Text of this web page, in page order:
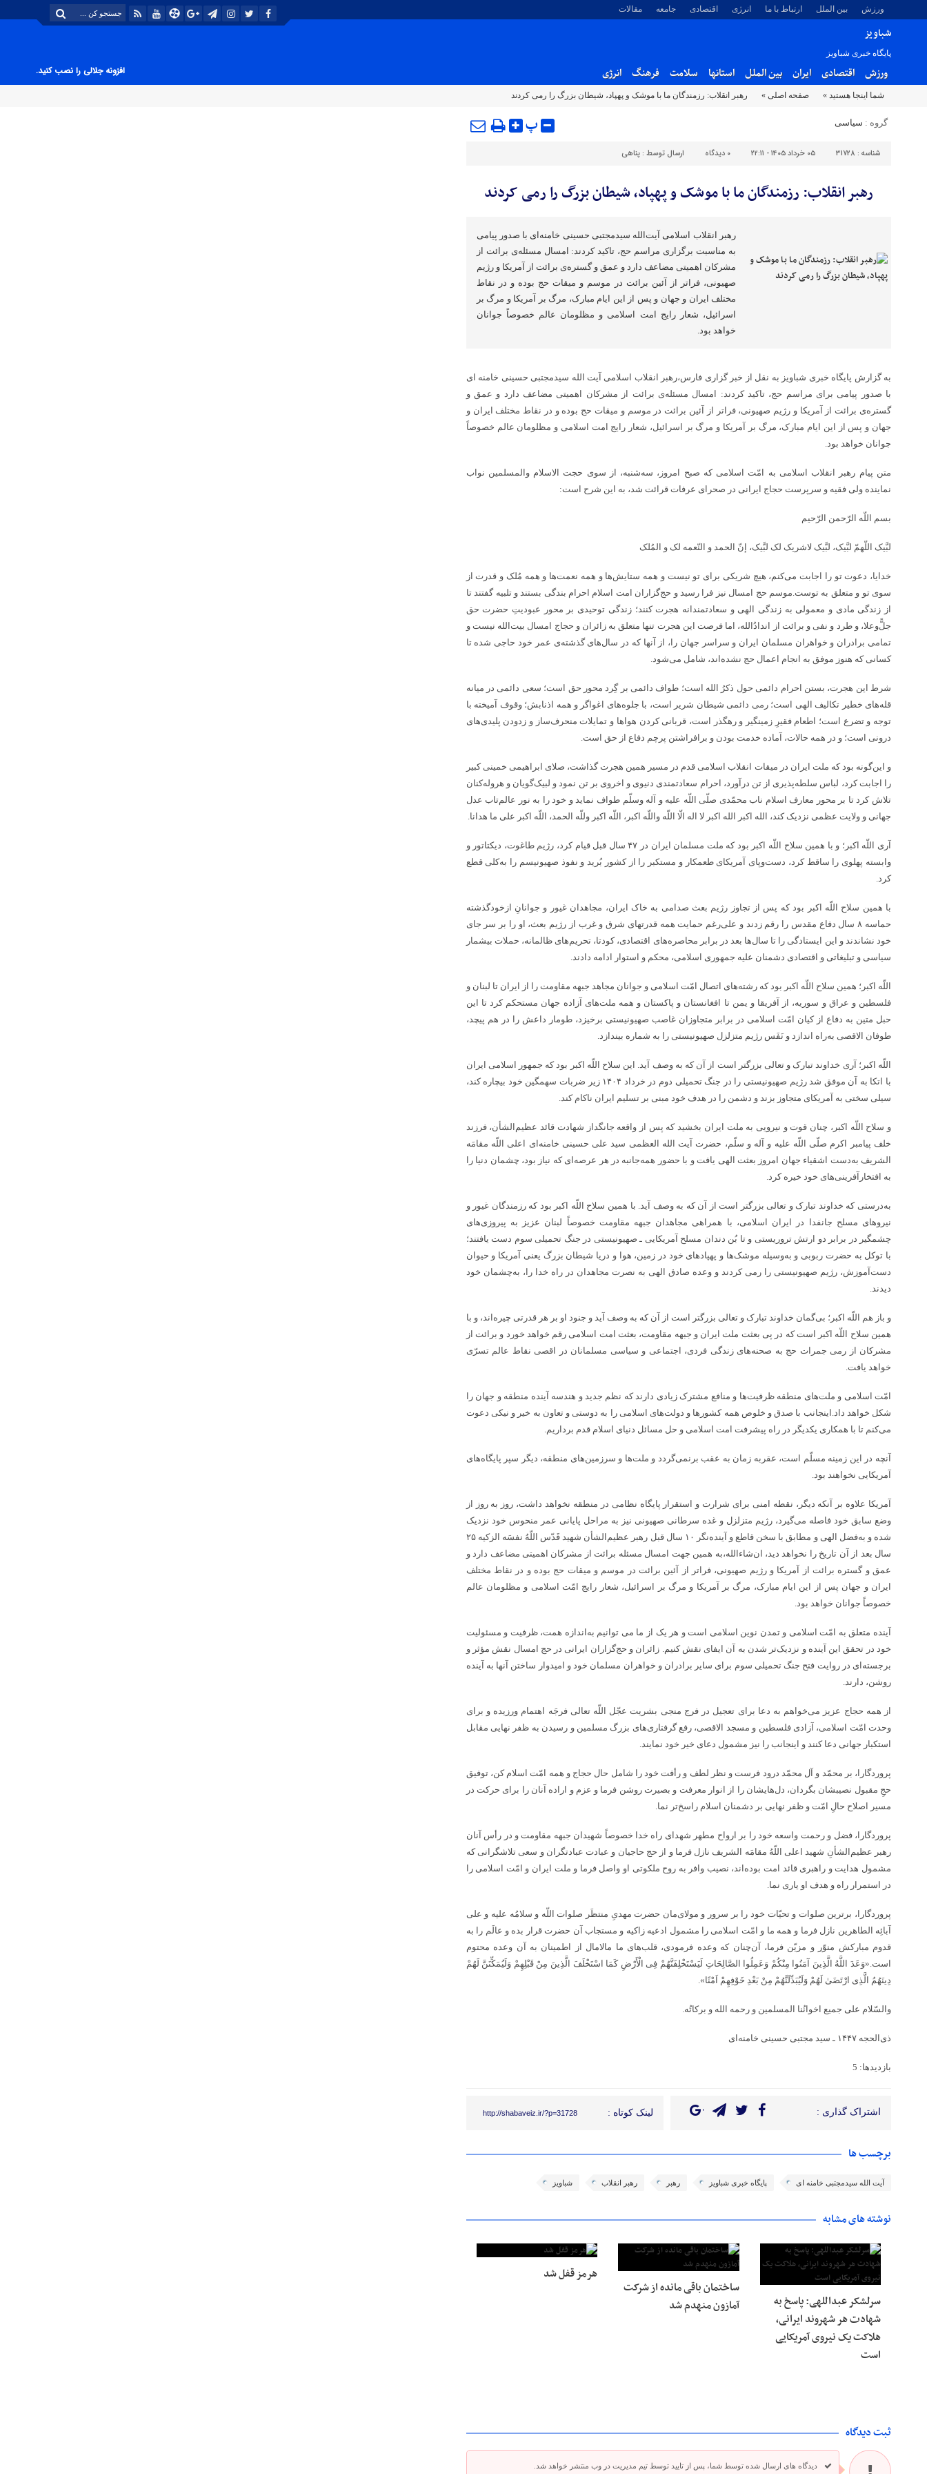
ورزش بین الملل ارتباط با ما انرژی اقتصادی جامعه مقالات
شباویز
پایگاه خبری شباویز
ورزش اقتصادی ایران بین الملل استانها سلامت فرهنگ انرژی افزونه جلالی را نصب کنید.
شما اینجا هستید » صفحه اصلی » رهبر انقلاب: رزمندگان ما با موشک و پهپاد، شیطان بزرگ را رمی کردند
گروه : سیاسی پ
شناسه : 31728 ۰۵ خرداد ۱۴۰۵ - ۲۲:۱۱ ۰ دیدگاه ارسال توسط : پناهی
رهبر انقلاب: رزمندگان ما با موشک و پهپاد، شیطان بزرگ را رمی کردند
رهبر انقلاب اسلامی آیت‌الله سیدمجتبی حسینی خامنه‌ای با صدور پیامی‌
به مناسبت برگزاری مراسم حج، تاکید کردند: امسال مسئله‌ی برائت از
مشرکان اهمیتی مضاعف دارد و عمق و گستره‌ی برائت از آمریکا و رژیم
صهیونی، فراتر از آئین برائت در موسم و میقات حج بوده و در نقاط
مختلف ایران و جهان و پس از این ایام مبارک، مرگ بر آمریکا و مرگ بر
اسرائیل، شعار رایج امت اسلامی و مظلومان عالم خصوصاً جوانان
خواهد بود.
به گزارش پایگاه خبری شباویز به نقل از خبر گزاری فارس،رهبر انقلاب اسلامی آیت الله سیدمجتبی حسینی خامنه ای
با صدور پیامی برای مراسم حج، تاکید کردند: امسال مسئله‌ی برائت از مشرکان اهمیتی مضاعف دارد و عمق و
گستره‌ی برائت از آمریکا و رژیم صهیونی، فراتر از آئین برائت در موسم و میقات حج بوده و در نقاط مختلف ایران و
جهان و پس از این ایام مبارک، مرگ بر آمریکا و مرگ بر اسرائیل، شعار رایج امت اسلامی و مظلومان عالم خصوصاً
جوانان خواهد بود.
متن پیام رهبر انقلاب اسلامی به امّت اسلامی که صبح امروز، سه‌شنبه، از سوی حجت الاسلام والمسلمین نواب
نماینده ولی فقیه و سرپرست حجاج ایرانی در صحرای عرفات قرائت شد، به این شرح است:
بسم اللّه الرّحمن الرّحیم
لبَّیک اللّهمّ لبَّیک، لبَّیک لاشریک لک لبَّیک، إنّ الحمد و النّعمه لک و المُلک
خدایا، دعوت تو را اجابت می‌کنم، هیچ شریکی برای تو نیست و همه ستایش‌ها و همه نعمت‌ها و همه مُلک و قدرت از
سوی تو و متعلق به توست.موسم حج امسال نیز فرا رسید و حج‌گزاران امت اسلام احرام بندگی بستند و تلبیه گفتند تا
از زندگی مادی و معمولی به زندگی الهی و سعادتمندانه هجرت کنند؛ زندگی توحیدی بر محور عبودیتِ حضرت حق
جلًّ‌وعلا، و طرد و نفی و برائت از اندادُالله، اما فرصت این هجرت تنها متعلق به زائران و حجاج امسال بیت‌الله نیست و
تمامی برادران و خواهران مسلمان ایران و سراسر جهان را، از آنها که در سال‌های گذشته‌ی عمر خود حاجی شده تا
کسانی که هنوز موفق به انجام اعمال حج نشده‌اند، شامل می‌شود.
شرط این هجرت، بستن احرام دائمی حول ذکرُ الله است؛ طواف دائمی بر گِرد محور حق است؛ سعی دائمی در میانه
قله‌های خطیر تکالیف الهی است؛ رمی دائمی شیطان شریر است، با جلوه‌های اغواگر و همه اذنابش؛ وقوف آمیخته با
توجه و تضرع است؛ اطعام فقیرِ زمینگیر و رهگذر است، قربانی کردن هواها و تمایلات منحرف‌ساز و زدودن پلیدی‌های
درونی است؛ و در همه حالات، آماده خدمت بودن و برافراشتن پرچم دفاع از حق است.
و این‌گونه بود که ملت ایران در میقات انقلاب اسلامی قدم در مسیر همین هجرت گذاشت، صلای ابراهیمی خمینی کبیر
را اجابت کرد، لباس سلطه‌پذیری از تن درآورد، احرام سعادتمندی دنیوی و اخروی بر تن نمود و لبیک‌گویان و هروله‌کنان
تلاش کرد تا بر محور معارف اسلام ناب محمّدی صلّی اللّه علیه و آله وسلّم طواف نماید و خود را به نور عالم‌تاب عدل
جهانی و ولایت عظمی نزدیک کند، الله اکبر الله اکبر لا اله الّا اللّه واللّه اکبر، اللّه اکبر وللّه الحمد، اللّه اکبر علی ما هدانا.
آری اللّه اکبر؛ و با همین سلاح اللّه اکبر بود که ملت مسلمان ایران در ۴۷ سال قبل قیام کرد، رژیم طاغوت، دیکتاتور و
وابسته پهلوی را ساقط کرد، دست‌وپای آمریکای طعمکار و مستکبر را از کشور بُرید و نفوذ صهیونیسم را به‌کلی قطع
کرد.
با همین سلاح اللّه اکبر بود که پس از تجاوز رژیم بعث صدامی به خاک ایران، مجاهدان غیور و جوانانِ ازخودگذشته
حماسه ۸ سال دفاع مقدس را رقم زدند و علی‌رغم حمایت همه قدرتهای شرق و غرب از رژیم بعث، او را بر سر جای
خود نشاندند و این ایستادگی را تا سال‌ها بعد در برابر محاصره‌های اقتصادی، کودتا، تحریم‌های ظالمانه، حملات بیشمار
سیاسی و تبلیغاتی و اقتصادی دشمنان علیه جمهوری اسلامی، محکم و استوار ادامه دادند.
اللّه اکبر؛ همین سلاح اللّه اکبر بود که رشته‌های اتصال امّت اسلامی و جوانان مجاهد جبهه مقاومت را از ایران تا لبنان و
فلسطین و عراق و سوریه، از آفریقا و یمن تا افغانستان و پاکستان و همه ملت‌های آزاده جهان مستحکم کرد تا این
حبل متین به دفاع از کیان امّت اسلامی در برابر متجاوزان غاصب صهیونیستی برخیزد، طومار داعش را در هم پیچد،
طوفان الاقصی به‌راه اندازد و نَفَس رژیم متزلزل صهیونیستی را به شماره بیندازد.
اللّه اکبر؛ آری خداوند تبارک و تعالی بزرگتر است از آن که به وصف آید. این سلاح اللّه اکبر بود که جمهور اسلامی ایران
با اتکا به آن موفق شد رژیم صهیونیستی را در جنگ تحمیلی دوم در خرداد ۱۴۰۴ زیر ضربات سهمگین خود بیچاره کند،
سیلی سختی به آمریکای متجاوز بزند و دشمن را در هدف خود مبنی بر تسلیم ایران ناکام کند.
و سلاح اللّه اکبر، چنان قوت و نیرویی به ملت ایران بخشید که پس از واقعه جانگداز شهادت قائد عظیم‌الشأن، فرزند
خلف پیامبر اکرم صلّی اللّه علیه و آله و سلّم، حضرت آیت الله العظمی سید علی حسینی خامنه‌ای اعلی اللّه مقامَه
الشریف به‌دست اشقیاء جهان امروز بعثت الهی یافت و با حضور همه‌جانبه در هر عرصه‌ای که نیاز بود، چشمان دنیا را
به افتخارآفرینی‌های خود خیره کرد.
به‌درستی که خداوند تبارک و تعالی بزرگتر است از آن که به وصف آید. با همین سلاح اللّه اکبر بود که رزمندگان غیور و
نیروهای مسلح جانفدا در ایران اسلامی، با همراهی مجاهدان جبهه مقاومت خصوصاً لبنان عزیز به پیروزی‌های
چشمگیر در برابر دو ارتش تروریستی و تا بُن دندان مسلح آمریکایی ـ صهیونیستی در جنگ تحمیلی سوم دست یافتند؛
با توکل به حضرت ربوبی و به‌وسیله موشک‌ها و پهپادهای خود در زمین، هوا و دریا شیطان بزرگ یعنی آمریکا و حیوان
دست‌آموزش، رژیم صهیونیستی را رمی کردند و وعده صادق الهی به نصرت مجاهدان در راه خدا را، به‌چشمان خود
دیدند.
و باز هم اللّه اکبر؛ بی‌گمان خداوند تبارک و تعالی بزرگتر است از آن که به وصف آید و جنود او بر هر قدرتی چیره‌اند، و با
همین سلاح اللّه اکبر است که در پی بعثت ملت ایران و جبهه مقاومت، بعثت امت اسلامی رقم خواهد خورد و برائت از
مشرکان از رمی جمرات حج به صحنه‌های زندگی فردی، اجتماعی و سیاسی مسلمانان در اقصی نقاط عالم تسرّی
خواهد یافت.
امّت اسلامی و ملت‌های منطقه ظرفیت‌ها و منافع مشترک زیادی دارند که نظم جدید و هندسه آینده منطقه و جهان را
شکل خواهد داد.اینجانب با صدق و خلوص همه کشورها و دولت‌های اسلامی را به دوستی و تعاون به خیر و نیکی دعوت
می‌کنم تا با همکاری یکدیگر در راه پیشرفت امت اسلامی و حل مسائل دنیای اسلام قدم برداریم.
آنچه در این زمینه مسلّم است، عقربه زمان به عقب برنمی‌گردد و ملت‌ها و سرزمین‌های منطقه، دیگر سپر پایگاه‌های
آمریکایی نخواهند بود.
آمریکا علاوه بر آنکه دیگر، نقطه امنی برای شرارت و استقرار پایگاه نظامی در منطقه نخواهد داشت، روز به روز از
وضع سابق خود فاصله می‌گیرد، رژیم متزلزل و غده سرطانی صهیونی نیز به مراحل پایانی عمر منحوس خود نزدیک
شده و به‌فضل الهی و مطابق با سخن قاطع و آینده‌نگر ۱۰ سال قبل رهبر عظیم‌الشأن شهید قَدّس اللّهُ نفسَه الزکیه ۲۵
سال بعد از آن تاریخ را نخواهد دید، ان‌شاءالله،به همین جهت امسال مسئله برائت از مشرکان اهمیتی مضاعف دارد و
عمق و گستره برائت از آمریکا و رژیم صهیونی، فراتر از آئین برائت در موسم و میقات حج بوده و در نقاط مختلف
ایران و جهان پس از این ایام مبارک، مرگ بر آمریکا و مرگ بر اسرائیل، شعار رایج امّت اسلامی و مظلومان عالم
خصوصاً جوانان خواهد بود.
آینده متعلق به امّت اسلامی و تمدن نوین اسلامی است و هر یک از ما می توانیم به‌اندازه همت، ظرفیت و مسئولیت
خود در تحقق این آینده و نزدیک‌تر شدن به آن ایفای نقش کنیم. زائران و حج‌گزاران ایرانی در حج امسال نقش مؤثر و
برجسته‌ای در روایت فتح جنگ تحمیلی سوم برای سایر برادران و خواهران مسلمان خود و امیدوار ساختن آنها به آینده
روشن، دارند.
از همه حجاج عزیز می‌خواهم به دعا برای تعجیل در فرج منجی بشریت عجّل اللّه تعالی فرجَه اهتمام ورزیده و برای
وحدت امّت اسلامی، آزادی فلسطین و مسجد الاقصی، رفع گرفتاری‌های بزرگ مسلمین و رسیدن به ظفر نهایی مقابل
استکبار جهانی دعا کنند و اینجانب را نیز مشمول دعای خیر خود نمایند.
پروردگارا، بر محمّد و آل محمّد درود فرست و نظر لطف و رأفت خود را شامل حال حجاج و همه امّت اسلام کن، توفیق
حجِ مقبول نصیبشان بگردان، دل‌هایشان را از انوار معرفت و بصیرت روشن فرما و عزم و اراده آنان را برای حرکت در
مسیر اصلاح حالِ امّت و ظفر نهایی بر دشمنان اسلام راسخ‌تر نما.
پروردگارا، فضل و رحمت واسعه خود را بر ارواح مطهر شهدای راه خدا خصوصاً شهیدان جبهه مقاومت و در رأس آنان
رهبر عظیم‌الشأنِ شهید اعلی اللّهُ مقامَه الشریف نازل فرما و از حج حاجیان و عبادت عبادتگران و سعی تلاشگرانی که
مشمول هدایت و راهبری قائد امت بوده‌اند، نصیب وافر به روح ملکوتی او واصل فرما و ملت ایران و امّت اسلامی را
در استمرار راه و هدف او یاری نما.
پروردگارا، برترین صلوات و تحیّات خود را بر سرور و مولای‌مان حضرت مهدیِ منتظَر صلوات اللّه و سلامُه علیه و علی
آبائِه الطاهرین نازل فرما و همه ما و امّت اسلامی را مشمول ادعیه زاکیه و مستجاب آن حضرت قرار بده و عالَم را به
قدوم مبارکش منوّر و مزیّن فرما، آن‌چنان که وعده فرمودی، قلب‌های ما مالامال از اطمینان به آن وعده محتوم
است.«وَعَدَ اللَّهُ الَّذِینَ آمَنُوا مِنْکُمْ وَعَمِلُوا الصَّالِحَاتِ لَیَسْتَخْلِفَنَّهُمْ فِی الْأَرْضِ کَمَا اسْتَخْلَفَ الَّذِینَ مِنْ قَبْلِهِمْ وَلَیُمَکِّنَنَّ لَهُمْ
دِینَهُمُ الَّذِی ارْتَضَیٰ لَهُمْ وَلَیُبَدِّلَنَّهُمْ مِنْ بَعْدِ خَوْفِهِمْ اَمْنًا».
والسّلام علی جمیع اخوانُنا المسلمین و رحمه الله و برکاتُه.
ذی‌الحجه ۱۴۴۷ ـ سید مجتبی حسینی خامنه‌ای
بازدیدها: 5
اشتراک گذاری : لینک کوتاه : http://shabaveiz.ir/?p=31728
برچسب ها
آیت الله سیدمجتبی خامنه ای پایگاه خبری شباویز رهبر رهبر انقلاب شباویز
نوشته های مشابه
سرلشکر عبداللهی: پاسخ به
شهادت هر شهروند ایرانی،
هلاکت یک نیروی آمریکایی
است
ساختمان باقی مانده از شرکت
آمازون منهدم شد
هرمز قفل شد
ثبت دیدگاه
دیدگاه های ارسال شده توسط شما، پس از تایید توسط تیم مدیریت در وب منتشر خواهد شد.